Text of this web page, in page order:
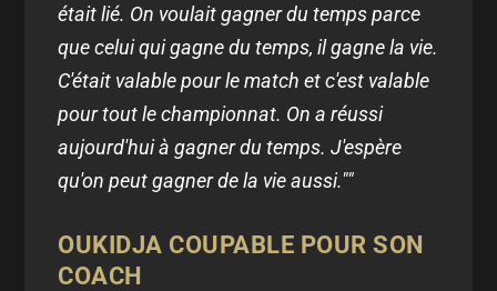
était lié. On voulait gagner du temps parce
que celui qui gagne du temps, il gagne la vie.
C'était valable pour le match et c'est valable
pour tout le championnat. On a réussi
aujourd'hui à gagner du temps. J'espère
qu'on peut gagner de la vie aussi.""
OUKIDJA COUPABLE POUR SON
COACH